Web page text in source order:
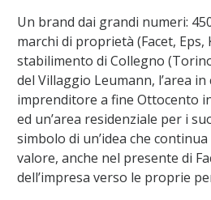
Un brand dai grandi numeri:
marchi di proprietà (Facet, Eps,
stabilimento di Collegno
del Villaggio Leumann, l’area in
imprenditore a fine Ottocento
ed un’area residenziale per i
simbolo di un’idea che
valore, anche nel presente di
dell’impresa verso le proprie